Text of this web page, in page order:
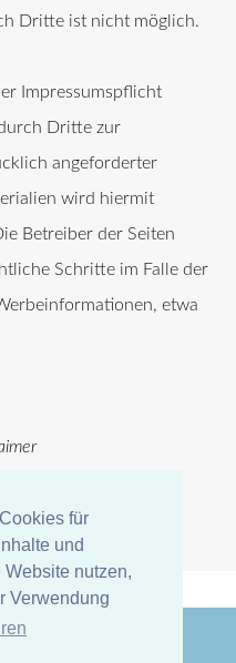
für
und
nutzen,
Verwendung
Dritte ist nicht möglich.
Impressumspflicht
Dritte zur
angeforderter
wird hiermit
Betreiber der Seiten
Schritte im Falle der
etwa